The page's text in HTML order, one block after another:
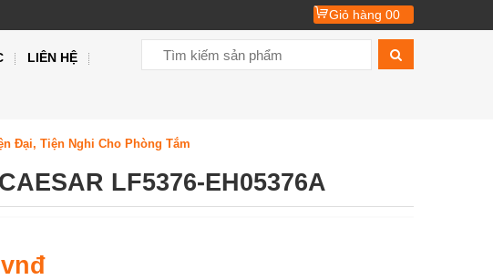
Giỏ hàng 00
LIÊN HỆ
Đại, Tiện Nghi Cho Phòng Tắm
LF5376-EH05376A